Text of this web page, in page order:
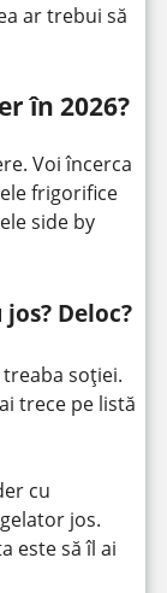
ar trebui să
în 2026?
Voi încerca
frigorifice
side by
Deloc?
soției.
trece pe listă
cu
jos.
este să îl ai